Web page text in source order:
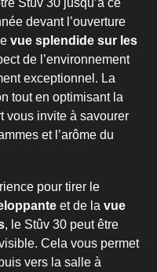
devant l’ouverture
vue splendide sur les
de l’environnement
exceptionnel. La
tout en optimisant la
vous invite à savourer
et l’arôme du
pour tirer le
et de la vue
, le Stûv 30 peut être
Cela vous permet
vers la salle à